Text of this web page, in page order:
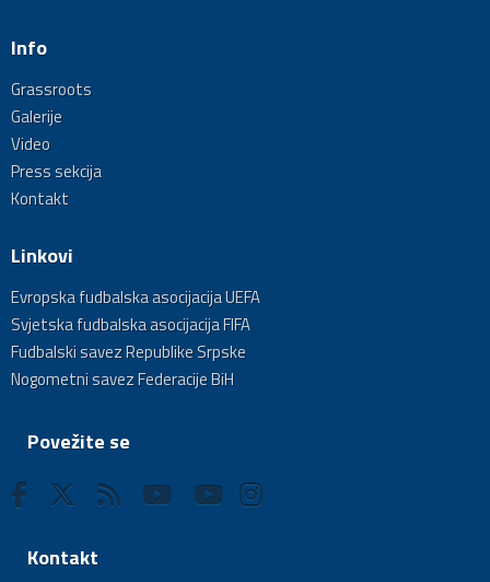
Info
Grassroots
Galerije
Video
Press sekcija
Kontakt
Linkovi
Evropska fudbalska asocijacija UEFA
Svjetska fudbalska asocijacija FIFA
Fudbalski savez Republike Srpske
Nogometni savez Federacije BiH
Povežite se
Kontakt